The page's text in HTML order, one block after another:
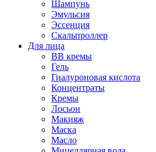
Шампунь
Эмульсия
Эссенция
Скальпроллер
Для лица
BB кремы
Гель
Гиалуроновая кислота
Концентраты
Кремы
Лосьон
Макияж
Маска
Масло